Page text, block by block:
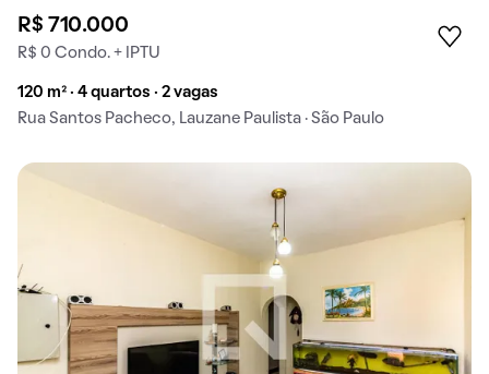
R$ 710.000
R$ 0 Condo. + IPTU
120 m² · 4 quartos · 2 vagas
Rua Santos Pacheco, Lauzane Paulista · São Paulo